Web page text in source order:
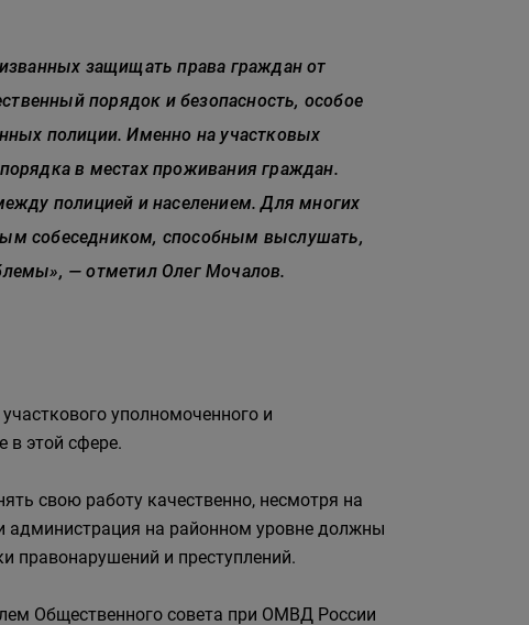
защищать права граждан от
порядок и безопасность, особое
полиции. Именно на участковых
в местах проживания граждан.
полицией и населением. Для многих
собеседником, способным выслушать,
— отметил Олег Мочалов.
уполномоченного и
в этой сфере.
свою работу качественно, несмотря на
администрация на районном уровне должны
правонарушений и преступлений.
Общественного совета при ОМВД России